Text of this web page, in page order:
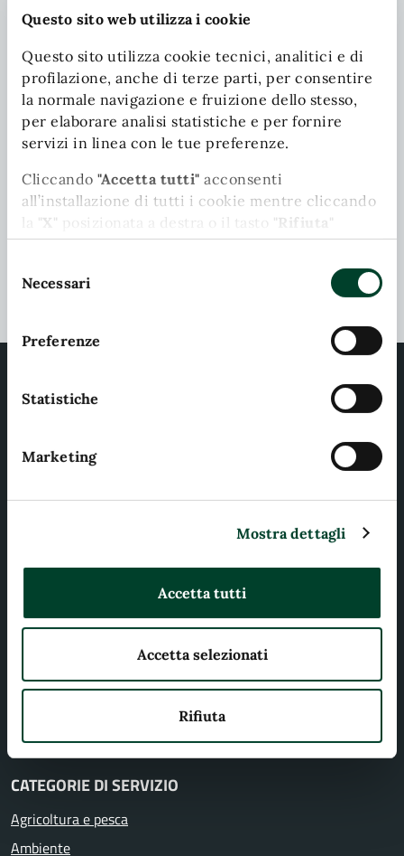
Questo sito web utilizza i cookie
Questo sito utilizza cookie tecnici, analitici e di
profilazione, anche di terze parti, per consentire
la normale navigazione e fruizione dello stesso,
per elaborare analisi statistiche e per fornire
servizi in linea con le tue preferenze.
Cliccando "Accetta tutti" acconsenti
all’installazione di tutti i cookie mentre cliccando
la "X" posizionata a destra o il tasto "Rifiuta"
chiudi il banner e continui la navigazione in
preferenze cliccando l'apposita icona posizionata
in basso a sinistra; per maggiori informazioni
sull'apposito link presente nel footer del sito.
delNecessari
Preferenze
Statistiche
Marketing
Mostra dettagli
Accetta tutti
Accetta selezionati
Rifiuta
Leggi le domande frequenti
Richiedi assistenza
Chiama il comune
Prenota appuntamento
Problemi in città
Segnala disservizio
AMMINISTRAZIONE
Aree amministrative
Enti e fondazioni
Personale amministrativo
CATEGORIE DI SERVIZIO
Agricoltura e pesca
Ambiente